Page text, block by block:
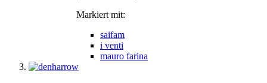
Markiert mit:
saifam
i venti
mauro farina